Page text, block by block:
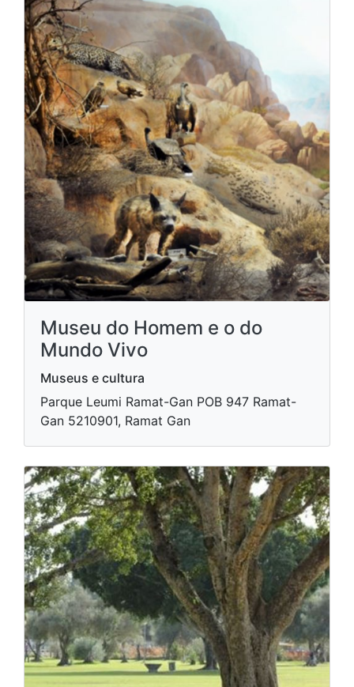
Museu do Homem e o do
Mundo Vivo
Museus e cultura
Parque Leumi Ramat-Gan POB 947 Ramat-
Gan 5210901, Ramat Gan